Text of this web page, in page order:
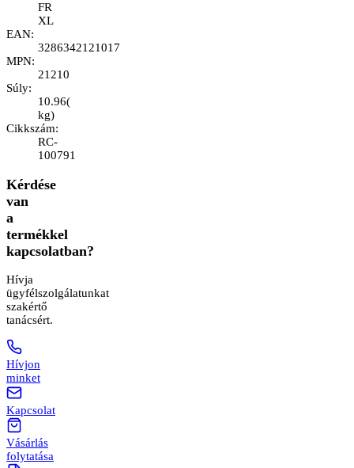
FR
XL
EAN:
3286342121017
MPN:
21210
Súly:
10.96(
kg)
Cikkszám:
RC-
100791
Kérdése
van
a
termékkel
kapcsolatban?
Hívja
ügyfélszolgálatunkat
szakértő
tanácsért.
Hívjon
minket
Kapcsolat
Vásárlás
folytatása